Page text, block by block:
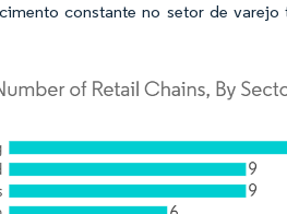
constante no setor de